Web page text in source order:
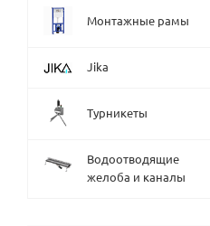
Монтажные рамы
Jika
Турникеты
Водоотводящие
желоба и каналы